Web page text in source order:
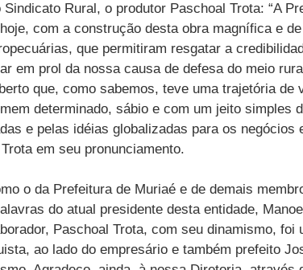
Rural, o produtor Paschoal Trota: “A
com a construção desta obra magnífica e
que permitiram resgatar a
em prol da nossa causa de defesa do meio
que, como sabemos, teve uma trajetória de
determinado, sábio e com um jeito simples
e pelas idéias globalizadas para os negócios
em seu pronunciamento.
o da Prefeitura de Muriaé e de demais
do atual presidente desta entidade,
Paschoal Trota, com seu dinamismo, foi
ao lado do empresário e também prefeito